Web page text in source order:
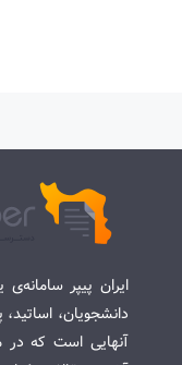
ایران پیپر
دانشجویان،
آنهایی است که در